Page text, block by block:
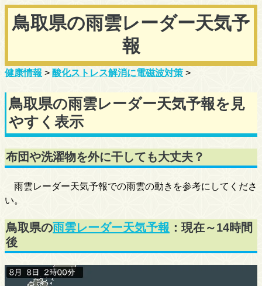
鳥取県の雨雲レーダー天気予
報
健康情報 > 酸化ストレス解消に電磁波対策 >
鳥取県の雨雲レーダー天気予報を見
やすく表示
布団や洗濯物を外に干しても大丈夫？
雨雲レーダー天気予報での雨雲の動きを参考にしてくださ
い。
鳥取県の雨雲レーダー天気予報 ：現在～14時間
後